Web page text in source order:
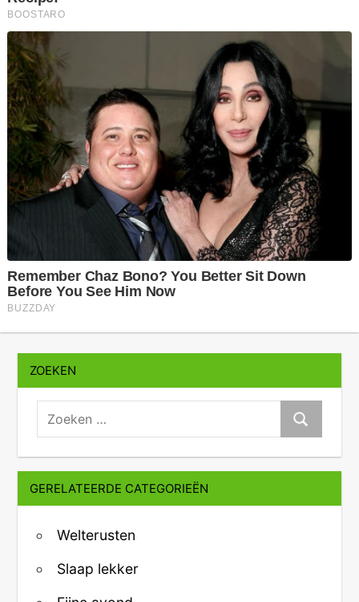
ZOEKEN
zoeken:
Zoeken
GERELATEERDE CATEGORIEËN
Welterusten
Slaap lekker